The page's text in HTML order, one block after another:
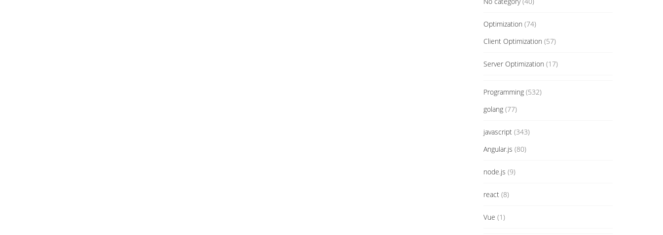
Optimization (74)
Client Optimization (57)
Server Optimization (17)
Programming(532)
golang(77)
javascript(343)
Angular.js (80)
node.js (9)
react(8)
Vue (1)